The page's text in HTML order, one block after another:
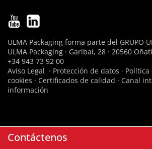
Contáctenos
ULMA Packaging forma parte del GRUPO
ULMA Packaging · Garibai, 28 · 20560
+34 943 73 92 00
Aviso Legal · Protección de datos · Política
cookies · Certificados de calidad · Canal
información